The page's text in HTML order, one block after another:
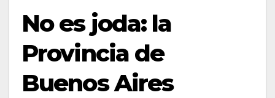
No es joda: la
Provincia de
Buenos Aires